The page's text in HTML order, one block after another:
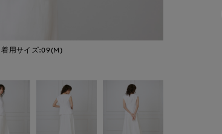
着用サイズ:09(M)